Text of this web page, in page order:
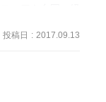
、いい意味で中
投稿日 : 2017.09.13